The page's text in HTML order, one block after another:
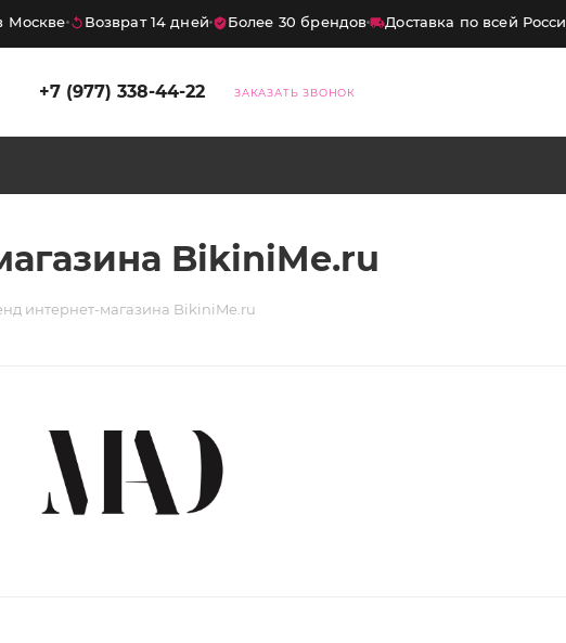
Возврат 14 дней Более 30 брендов Доставка по всей России
+7 (977) 338-44-22 ЗАКАЗАТЬ ЗВОНОК
BikiniMe.ru
интернет-магазина BikiniMe.ru